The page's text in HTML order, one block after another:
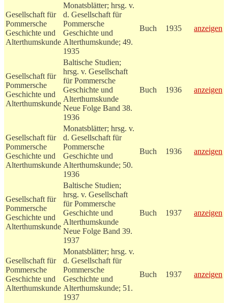
Gesellschaft für
Pommersche
Geschichte und
Alterthumskunde
Monatsblätter; hrsg. v.
d. Gesellschaft für
Pommersche
Geschichte und
Alterthumskunde; 49.
1935
Buch 1935 anzeigen
Gesellschaft für
Pommersche
Geschichte und
Alterthumskunde
Baltische Studien;
hrsg. v. Gesellschaft
für Pommersche
Geschichte und
Alterthumskunde
Neue Folge Band 38.
1936
Buch 1936 anzeigen
Gesellschaft für
Pommersche
Geschichte und
Alterthumskunde
Monatsblätter; hrsg. v.
d. Gesellschaft für
Pommersche
Geschichte und
Alterthumskunde; 50.
1936
Buch 1936 anzeigen
Gesellschaft für
Pommersche
Geschichte und
Alterthumskunde
Baltische Studien;
hrsg. v. Gesellschaft
für Pommersche
Geschichte und
Alterthumskunde
Neue Folge Band 39.
1937
Buch 1937 anzeigen
Gesellschaft für
Pommersche
Geschichte und
Alterthumskunde
Monatsblätter; hrsg. v.
d. Gesellschaft für
Pommersche
Geschichte und
Alterthumskunde; 51.
1937
Buch 1937 anzeigen